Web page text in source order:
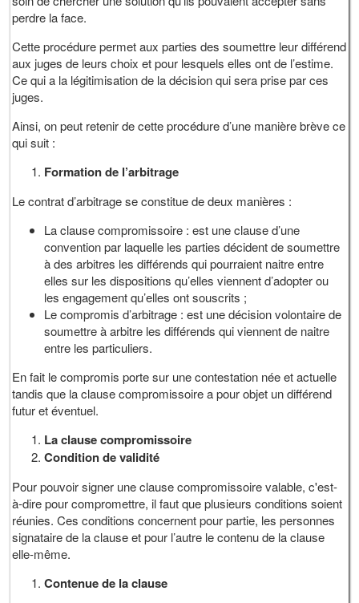
perdre la face.
Cette procédure permet aux parties des soumettre leur différend
aux juges de leurs choix et pour lesquels elles ont de l’estime.
Ce qui a la légitimisation de la décision qui sera prise par ces
juges.
Ainsi, on peut retenir de cette procédure d’une manière brève ce
qui suit :
Formation de l’arbitrage
Le contrat d’arbitrage se constitue de deux manières :
La clause compromissoire : est une clause d’une
convention par laquelle les parties décident de soumettre
à des arbitres les différends qui pourraient naitre entre
elles sur les dispositions qu’elles viennent d’adopter ou
les engagement qu’elles ont souscrits ;
Le compromis d’arbitrage : est une décision volontaire de
soumettre à arbitre les différends qui viennent de naitre
entre les particuliers.
En fait le compromis porte sur une contestation née et actuelle
tandis que la clause compromissoire a pour objet un différend
futur et éventuel.
La clause compromissoire
Condition de validité
Pour pouvoir signer une clause compromissoire valable, c'est-
à-dire pour compromettre, il faut que plusieurs conditions soient
réunies. Ces conditions concernent pour partie, les personnes
signataire de la clause et pour l’autre le contenu de la clause
elle-même.
Contenue de la clause